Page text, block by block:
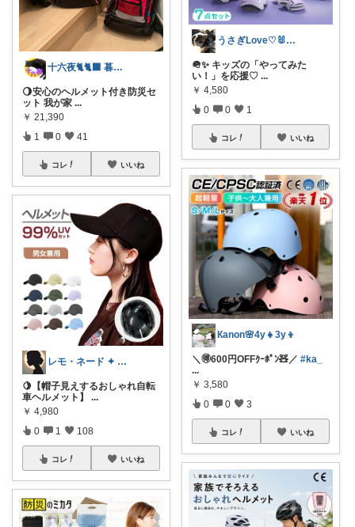
十六夜🐈🐈‍⬛ 暮らしのあれこれ
🌖安心のヘルメット付き防災セ
ット 我が家 ...
￥ 21,390
1 0 41
コレ いいね
レモ・ネード ✦ セレクト 🍋
🍋【帽子見えするおしゃれ自転
車ヘルメット】
...
￥ 4,980
0 1 108
コレ いいね
うさぎLove♡🐰みーちゃん🐰
🪖✨ キッズの「やってみた
い！」を応援♡ ...
￥ 4,580
0 0 1
コレ いいね
Кanon🌸4y👧3y👦
＼🉐600円OFFｸｰﾎﾟﾝ🧸／ #ka_
...
￥ 3,580
0 0 3
コレ いいね